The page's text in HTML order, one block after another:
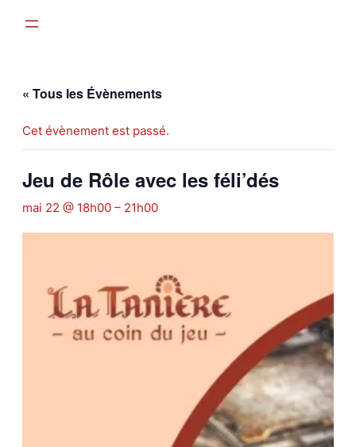
« Tous les Évènements
Cet évènement est passé.
Jeu de Rôle avec les féli’dés
mai 22 @ 18h00 – 21h00